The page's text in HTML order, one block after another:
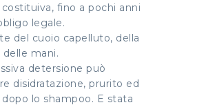
fino a pochi anni
legale.
del cuoio capelluto, della
mani.
detersione può
disidratazione, prurito ed
lo shampoo. E stata